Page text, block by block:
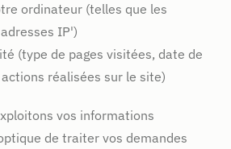
ordinateur (telles que les
IP')
(type de pages visitées, date de
réalisées sur le site)
vos informations
de traiter vos demandes